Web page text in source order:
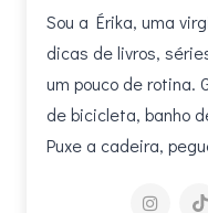
Sou a Érika, uma
dicas de livros,
um pouco de rotina.
de bicicleta, banho
Puxe a cadeira,